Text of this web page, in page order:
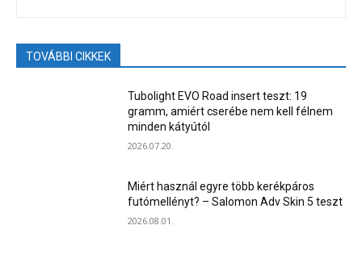
TOVÁBBI CIKKEK
Tubolight EVO Road insert teszt: 19
gramm, amiért cserébe nem kell félnem
minden kátyútól
2026.07.20.
Miért használ egyre több kerékpáros
futómellényt? – Salomon Adv Skin 5 teszt
2026.08.01.